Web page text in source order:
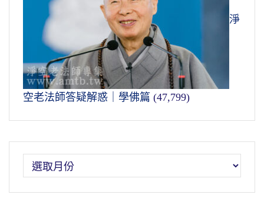
淨
空老法師答疑解惑｜學佛篇 (47,799)